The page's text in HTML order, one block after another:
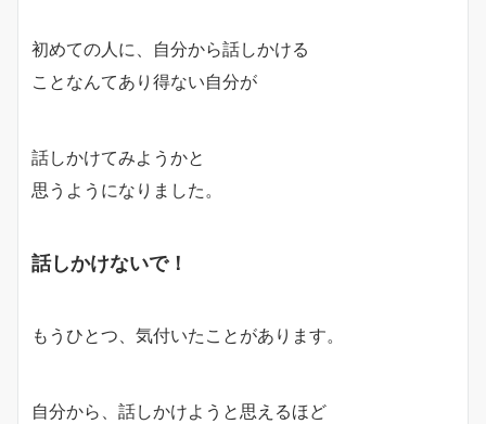
初めての人に、自分から話しかける
ことなんてあり得ない自分が
話しかけてみようかと
思うようになりました。
話しかけないで！
もうひとつ、気付いたことがあります。
自分から、話しかけようと思えるほど